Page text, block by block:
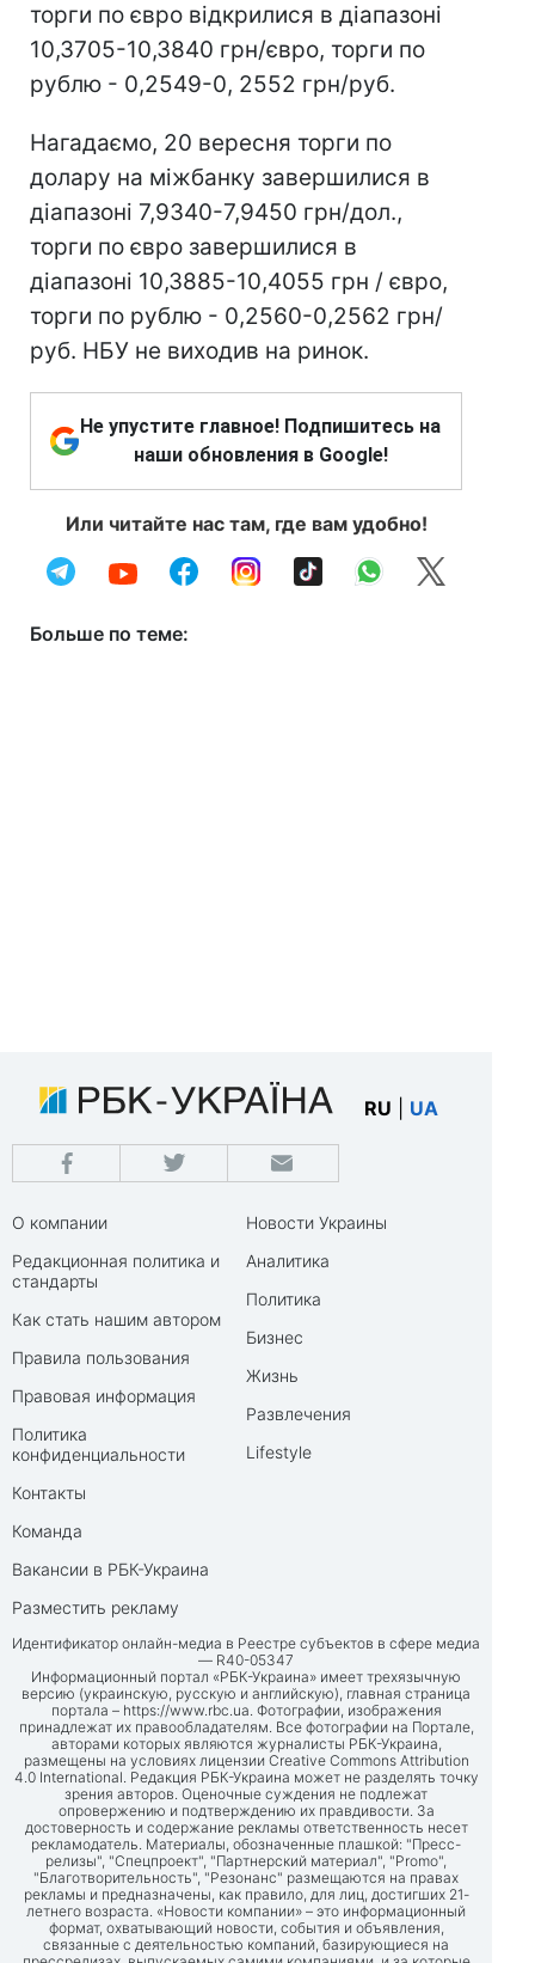
торги по євро відкрилися в діапазоні
10,3705-10,3840 грн/євро, торги по
рублю - 0,2549-0, 2552 грн/руб.
Нагадаємо, 20 вересня торги по
долару на міжбанку завершилися в
діапазоні 7,9340-7,9450 грн/дол.,
торги по євро завершилися в
діапазоні 10,3885-10,4055 грн / євро,
торги по рублю - 0,2560-0,2562 грн/
руб. НБУ не виходив на ринок.
Не упустите главное! Подпишитесь на
наши обновления в Google!
Или читайте нас там, где вам удобно!
Больше по теме:
RU UA
О компании
Редакционная политика и
стандарты
Как стать нашим автором
Правила пользования
Правовая информация
Политика
конфиденциальности
Контакты
Команда
Вакансии в РБК-Украина
Разместить рекламу
Новости Украины
Аналитика
Политика
Бизнес
Жизнь
Развлечения
Lifestyle
Идентификатор онлайн-медиа в Реестре субъектов в сфере медиа
— R40-05347
Информационный портал «РБК-Украина» имеет трехязычную
версию (украинскую, русскую и английскую), главная страница
портала – https://www.rbc.ua. Фотографии, изображения
принадлежат их правообладателям. Все фотографии на Портале,
авторами которых являются журналисты РБК-Украина,
размещены на условиях лицензии Creative Commons Attribution
4.0 International. Редакция РБК-Украина может не разделять точку
зрения авторов. Оценочные суждения не подлежат
опровержению и подтверждению их правдивости. За
достоверность и содержание рекламы ответственность несет
рекламодатель. Материалы, обозначенные плашкой: "Пресс-
релизы", "Спецпроект", "Партнерский материал", "Promo",
"Благотворительность", "Резонанс" размещаются на правах
рекламы и предназначены, как правило, для лиц, достигших 21-
летнего возраста. «Новости компании» – это информационный
формат, охватывающий новости, события и объявления,
связанные с деятельностью компаний, базирующиеся на